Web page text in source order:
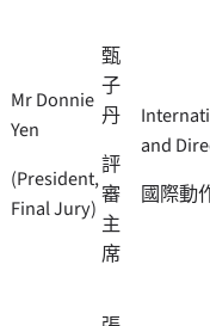
Mr Donnie
Yen
(President,
Final Jury)
甄
子
丹
評
審
主
席
and
國際動